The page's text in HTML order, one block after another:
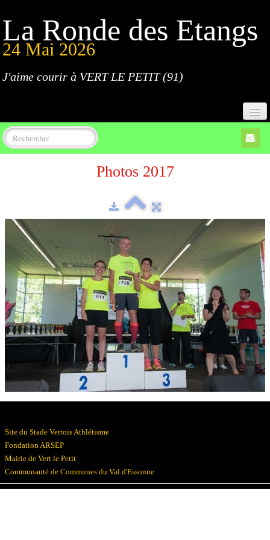
La Ronde des Etangs
24 Mai 2026
J'aime courir à VERT LE PETIT (91)
Accueil
Règlement
Parcours
Résultats
Devenez bénévoles
Partenaires
Photos
Photos 2017
Site du Stade Vertois Athlétisme
Fondation ARSEP
Mairie de Vert le Petit
Communauté de Communes du Val d'Essonne